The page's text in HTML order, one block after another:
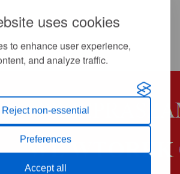
uses cookies
to enhance user experience,
and analyze traffic.
Reject non-essential
Preferences
Accept all